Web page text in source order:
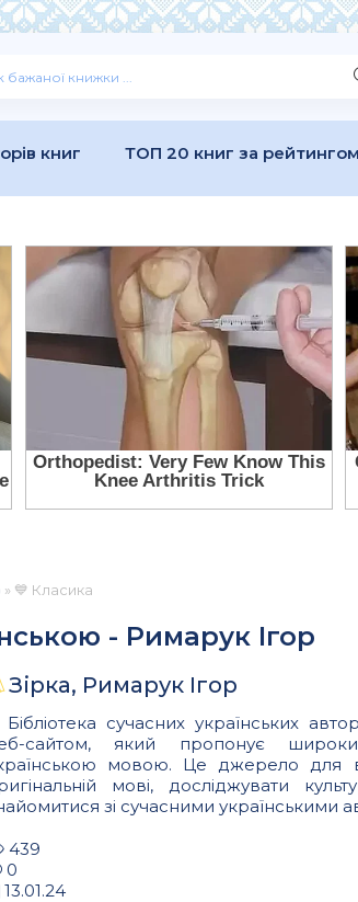
книг ТОП 20 книг за рейтингом
» 💙 Класика
- Римарук Ігор
Зірка, Римарук Ігор
Бібліотека сучасних українських
сайтом, який пропонує
мовою. Це джерело для
мові, досліджувати
зі сучасними українськими
439
0
13.01.24